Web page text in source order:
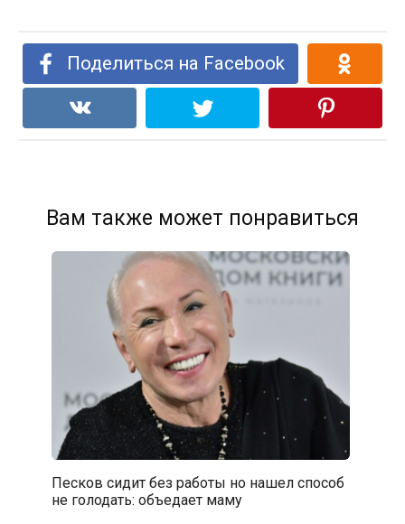
Поделиться на Facebook
Вам также может понравиться
Песков сидит без работы но нашел способ
не голодать: объедает маму